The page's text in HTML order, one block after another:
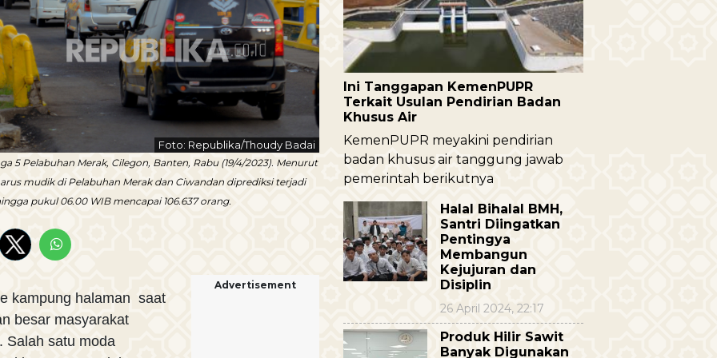
Foto: Republika/Thoudy Badai
5 Pelabuhan Merak, Cilegon, Banten, Rabu (19/4/2023). Menurut
mudik di Pelabuhan Merak dan Ciwandan diprediksi terjadi
pukul 06.00 WIB mencapai 106.637 orang.
kampung halaman saat
besar masyarakat
Salah satu moda
Advertisement
Ini Tanggapan KemenPUPR
Terkait Usulan Pendirian Badan
Khusus Air
KemenPUPR meyakini pendirian
badan khusus air tanggung jawab
pemerintah berikutnya
Halal Bihalal BMH,
Santri Diingatkan
Pentingya
Membangun
Kejujuran dan
Disiplin
26 April 2024, 22:17
Produk Hilir Sawit
Banyak Digunakan